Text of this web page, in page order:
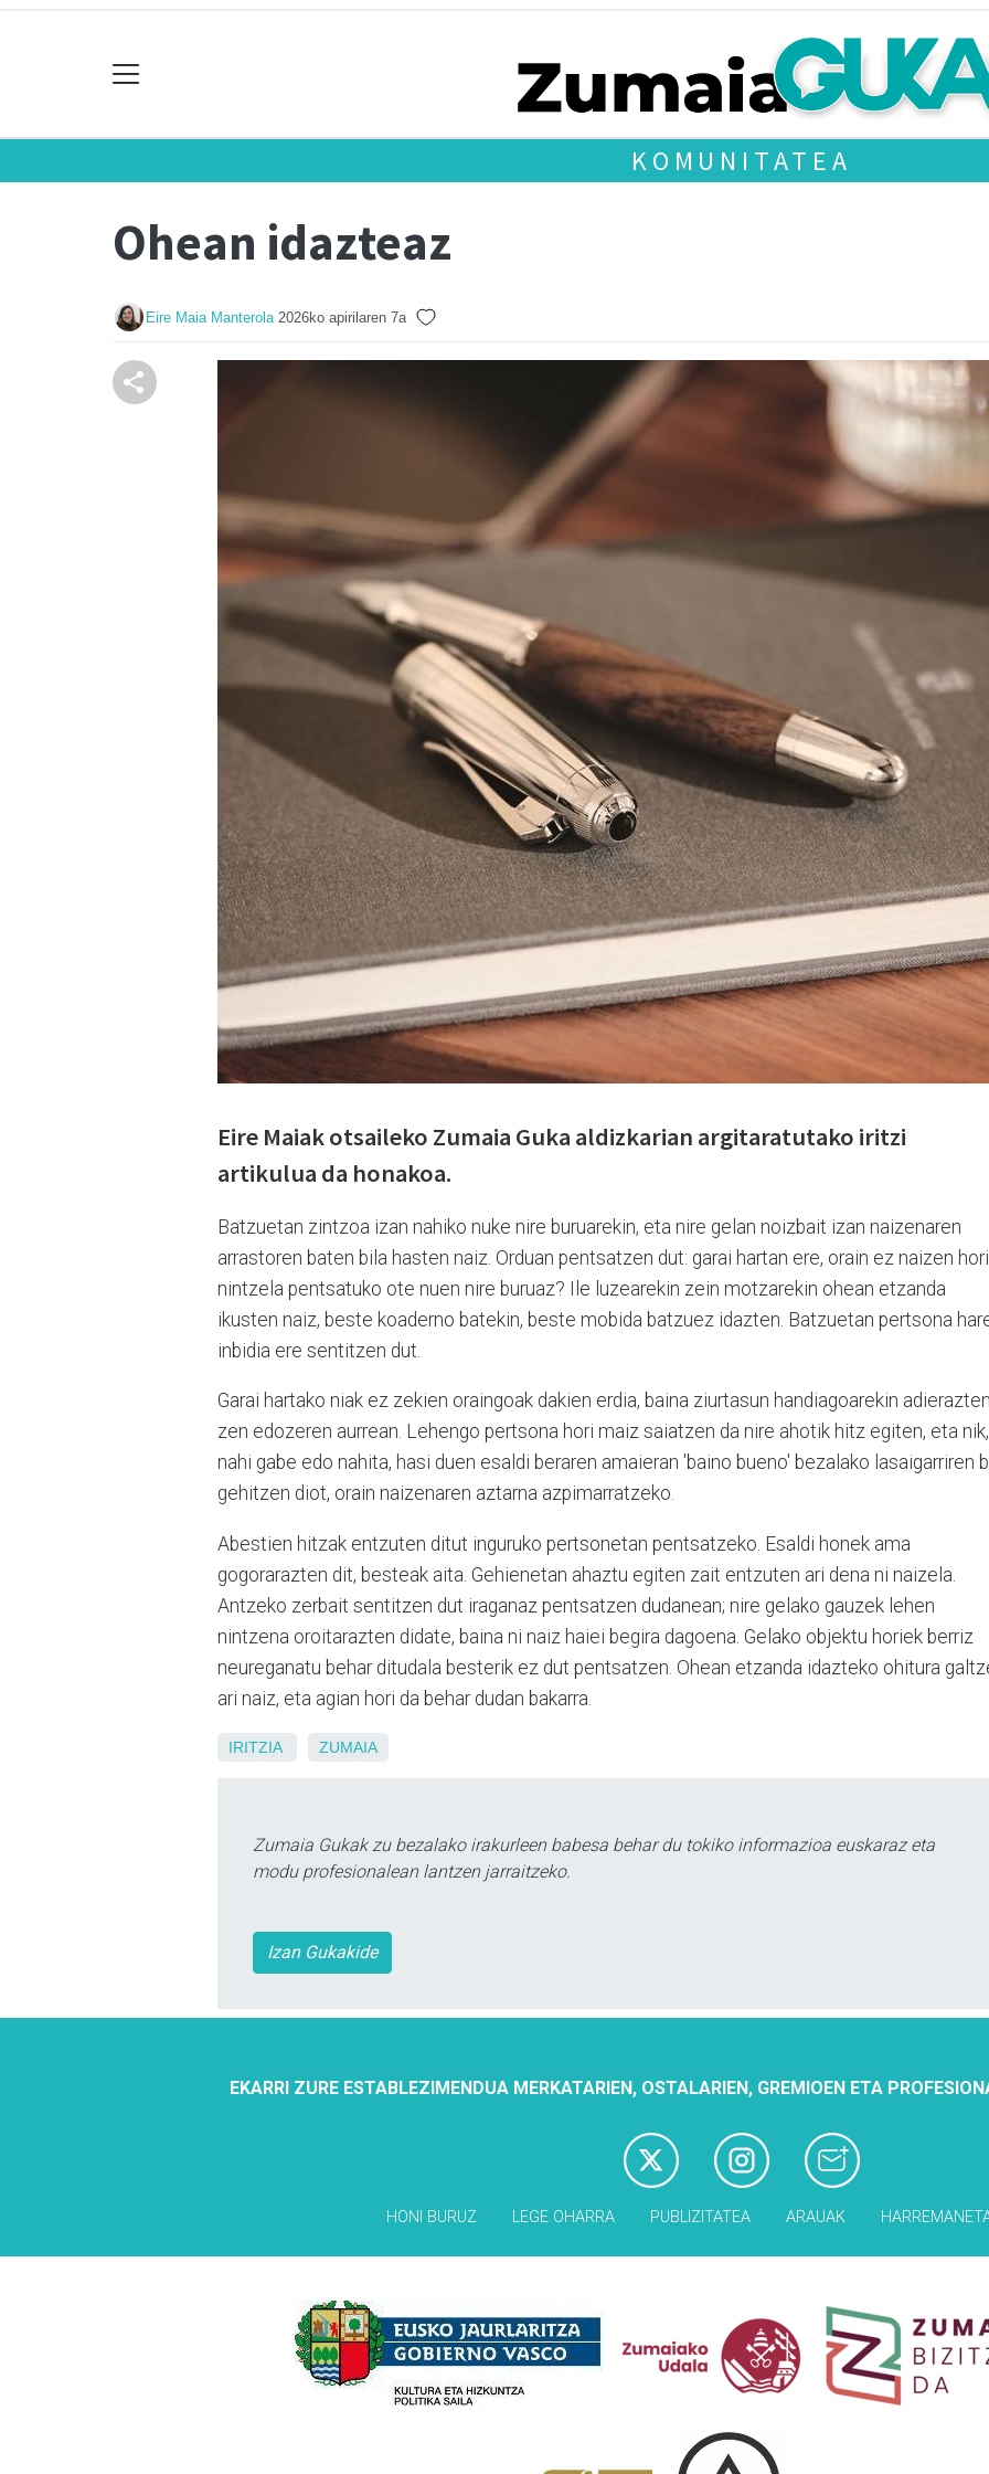
KOMUNITATEA
Ohean idazteaz
Eire Maia Manterola 2026ko apirilaren 7a
Eire Maiak otsaileko Zumaia Guka aldizkarian argitaratutako iritzi
artikulua da honakoa.
Batzuetan zintzoa izan nahiko nuke nire buruarekin, eta nire gelan noizbait izan naizenaren
arrastoren baten bila hasten naiz. Orduan pentsatzen dut: garai hartan ere, orain ez naizen hori
nintzela pentsatuko ote nuen nire buruaz? Ile luzearekin zein motzarekin ohean etzanda
ikusten naiz, beste koaderno batekin, beste mobida batzuez idazten. Batzuetan pertsona
inbidia ere sentitzen dut.
Garai hartako niak ez zekien oraingoak dakien erdia, baina ziurtasun handiagoarekin
zen edozeren aurrean. Lehengo pertsona hori maiz saiatzen da nire ahotik hitz egiten, eta nik,
nahi gabe edo nahita, hasi duen esaldi beraren amaieran 'baino bueno' bezalako lasaigarriren
gehitzen diot, orain naizenaren aztarna azpimarratzeko.
Abestien hitzak entzuten ditut inguruko pertsonetan pentsatzeko. Esaldi honek ama
gogorarazten dit, besteak aita. Gehienetan ahaztu egiten zait entzuten ari dena ni naizela.
Antzeko zerbait sentitzen dut iraganaz pentsatzen dudanean; nire gelako gauzek lehen
nintzena oroitarazten didate, baina ni naiz haiei begira dagoena. Gelako objektu horiek berriz
neureganatu behar ditudala besterik ez dut pentsatzen. Ohean etzanda idazteko ohitura
ari naiz, eta agian hori da behar dudan bakarra.
IRITZIA ZUMAIA
Zumaia Gukak zu bezalako irakurleen babesa behar du tokiko informazioa euskaraz eta
modu profesionalean lantzen jarraitzeko.
Izan Gukakide
EKARRI ZURE ESTABLEZIMENDUA MERKATARIEN, OSTALARIEN, GREMIOEN ETA
HONI BURUZ LEGE OHARRA PUBLIZITATEA ARAUAK